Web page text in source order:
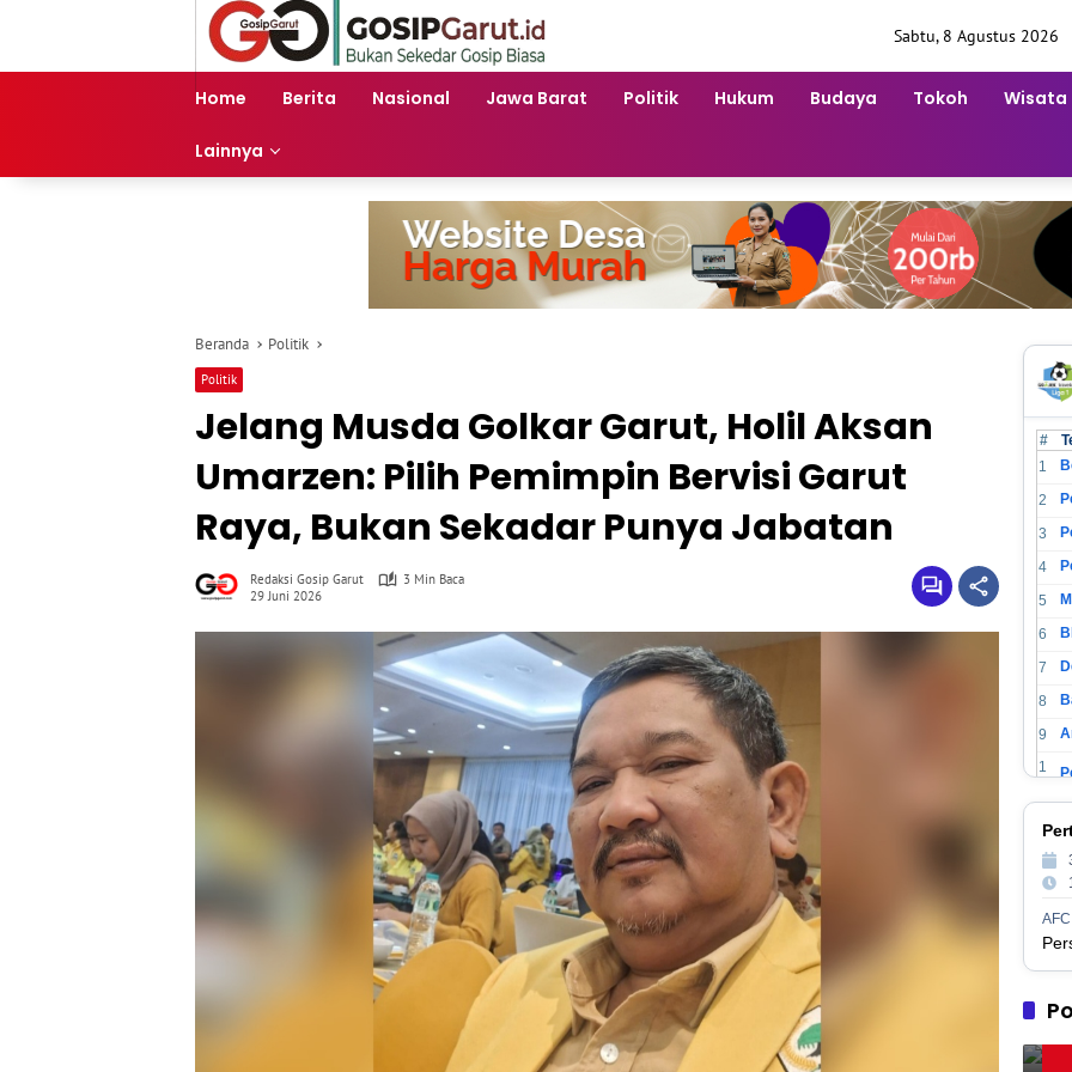
Sabtu, 8 Agustus 2026
Home Berita Nasional Jawa Barat Politik Hukum Budaya Tokoh Wisata
Lainnya
Beranda Politik
Politik
Jelang Musda Golkar Garut, Holil Aksan
Umarzen: Pilih Pemimpin Bervisi Garut
Raya, Bukan Sekadar Punya Jabatan
Redaksi Gosip Garut
3 Min Baca
29 Juni 2026
#
1
2
3
4
5
6
7
8
9
1
1
1
2
3
1
4
1
6